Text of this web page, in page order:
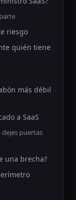
riesgo
quién tiene
más débil
a SaaS
puertas
una brecha?